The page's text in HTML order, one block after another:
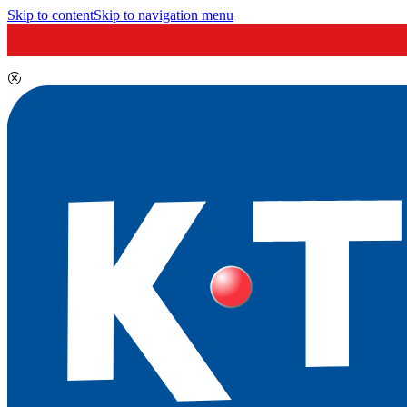
Skip to contentSkip to navigation menu